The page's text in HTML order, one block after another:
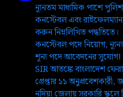
ন্যূনতম মাধ্যমিক পাশে
কনস্টেবল এবং
করুন নিম্নলিখিত পদ্ধতিতে।
কনস্টেবল পদে নিয়োগ,
শূন্য পদে আবেদনের সুযোগ!
SIR আতঙ্কে বাংলাদেশ
গ্রেপ্তার ১১ অনুপ্রবেশকারী,
নদিয়া জেলায় সরকারি